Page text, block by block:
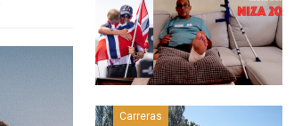
Carreras